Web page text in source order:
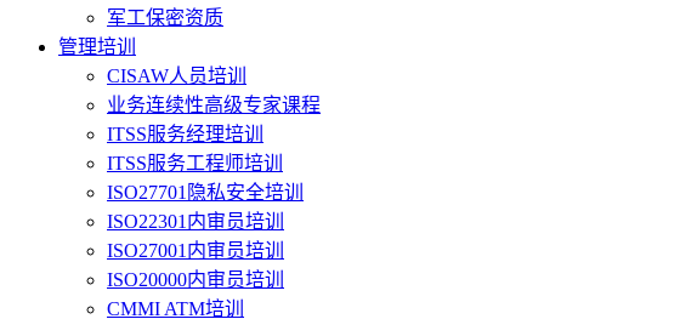
军工保密资质
管理培训
CISAW人员培训
业务连续性高级专家课程
ITSS服务经理培训
ITSS服务工程师培训
ISO27701隐私安全培训
ISO22301内审员培训
ISO27001内审员培训
ISO20000内审员培训
CMMI ATM培训